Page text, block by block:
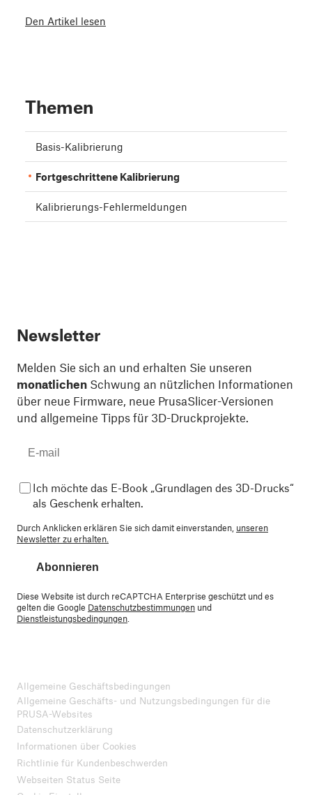
Den Artikel lesen
Themen
Basis-Kalibrierung
Fortgeschrittene Kalibrierung
Kalibrierungs-Fehlermeldungen
Newsletter
Melden Sie sich an und erhalten Sie unseren
monatlichen Schwung an nützlichen Informationen
über neue Firmware, neue PrusaSlicer-Versionen
und allgemeine Tipps für 3D-Druckprojekte.
Ich möchte das E-Book „Grundlagen des 3D-Drucks“
als Geschenk erhalten.
Durch Anklicken erklären Sie sich damit einverstanden, unseren
Newsletter zu erhalten.
Abonnieren
Diese Website ist durch reCAPTCHA Enterprise geschützt und es
gelten die Google Datenschutzbestimmungen und
Dienstleistungsbedingungen
Allgemeine Geschäftsbedingungen
Allgemeine Geschäfts- und Nutzungsbedingungen für die
PRUSA-Websites
Datenschutzerklärung
Informationen über Cookies
Richtlinie für Kundenbeschwerden
Webseiten Status Seite